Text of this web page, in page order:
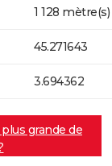
1 128 mètre(s)
45.271643
3.694362
grande de